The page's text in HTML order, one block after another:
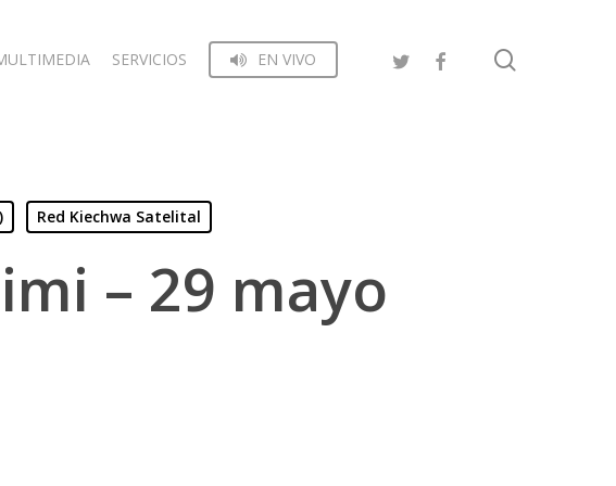
SERVICIOS EN VIVO
Red Kiechwa Satelital
– 29 mayo